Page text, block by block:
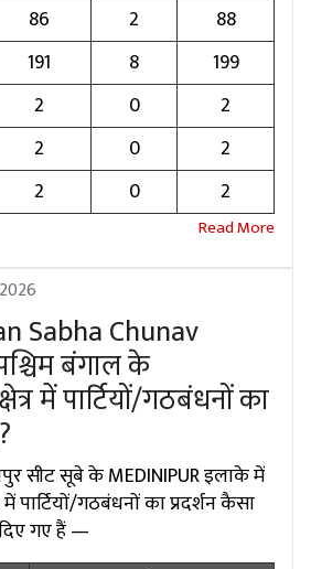
86 2
88
191 8
199
2 0
2
2 0
2
2 0 2
Sabha Chunav
बंगाल के
में पार्टियों/गठबंधनों का
सीट सूबे के MEDINIPUR इलाके में
पार्टियों/गठबंधनों का प्रदर्शन कैसा
गए हैं —